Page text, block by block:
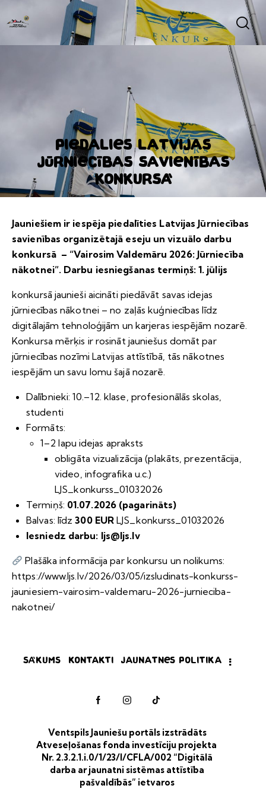
Piedalies Latvijas
Jūrniecības savienības
konkursā
Jauniešiem ir iespēja piedalīties Latvijas Jūrniecības
savienības organizētajā eseju un vizuālo darbu
konkursā – “Vairosim Valdemāru 2026: Jūrniecība
nākotnei”. Darbu iesniegšanas termiņš: 1. jūlijs
konkursā jaunieši aicināti piedāvāt savas idejas
jūrniecības nākotnei – no zaļās kuģniecības līdz
digitālajām tehnoloģijām un karjeras iespējām nozarē.
Konkursa mērķis ir rosināt jauniešus domāt par
jūrniecības nozīmi Latvijas attīstībā, tās nākotnes
iespējām un savu lomu šajā nozarē.
Dalībnieki: 10.–12. klase, profesionālās skolas,
studenti
Formāts:
1–2 lapu idejas apraksts
obligāta vizualizācija (plakāts, prezentācija,
video, infografika u.c.)
LJS_konkurss_01032026
Termiņš: 01.07.2026 (pagarināts)
Balvas: līdz300 EUR LJS_konkurss_01032026
Iesniedz darbu: ljs@ljs.lv
Plašāka informācija par konkursu un nolikums:
https://www.ljs.lv/2026/03/05/izsludinats-konkurss-
jauniesiem-vairosim-valdemaru-2026-jurnieciba-
nakotnei/
Sākums Kontakti Jaunatnes politika
Ventspils Jauniešu portāls izstrādāts
Atveseļošanas fonda investīciju projekta
Nr. 2.3.2.1.i.0/1/23/I/CFLA/002 “Digitālā
darba ar jaunatni sistēmas attīstība
pašvaldībās” ietvaros